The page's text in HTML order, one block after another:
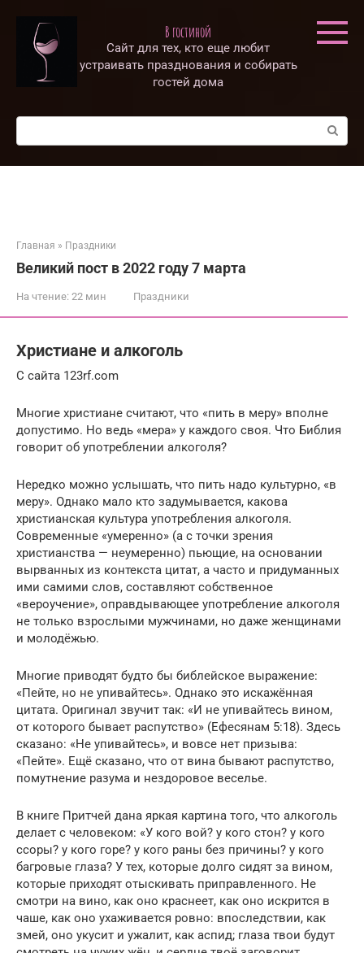
контенту
В гостиной
Сайт для тех, кто еще любит
устраивать празднования и собирать
гостей дома
Поиск:
Главная » Праздники
Великий пост в 2022 году 7 марта
На чтение: 22 мин Праздники
Христиане и алкоголь
С сайта 123rf.com
Многие христиане считают, что «пить в меру» вполне
допустимо. Но ведь «мера» у каждого своя. Что Библия
говорит об употреблении алкоголя?
Нередко можно услышать, что пить надо культурно, «в
меру». Однако мало кто задумывается, какова
христианская культура употребления алкоголя.
Современные «умеренно» (а с точки зрения
христианства — неумеренно) пьющие, на основании
вырванных из контекста цитат, а часто и придуманных
ими самими слов, составляют собственное
«вероучение», оправдывающее употребление алкоголя
не только взрослыми мужчинами, но даже женщинами
и молодёжью.
Многие приводят будто бы библейское выражение:
«Пейте, но не упивайтесь». Однако это искажённая
цитата. Оригинал звучит так: «И не упивайтесь вином,
от которого бывает распутство» (Ефесянам 5:18). Здесь
сказано: «Не упивайтесь», и вовсе нет призыва:
«Пейте». Ещё сказано, что от вина бывают распутство,
помутнение разума и нездоровое веселье.
В книге Притчей дана яркая картина того, что алкоголь
делает с человеком: «У кого вой? у кого стон? у кого
ссоры? у кого горе? у кого раны без причины? у кого
багровые глаза? У тех, которые долго сидят за вином,
которые приходят отыскивать приправленного. Не
смотри на вино, как оно краснеет, как оно искрится в
чаше, как оно ухаживается ровно: впоследствии, как
змей, оно укусит и ужалит, как аспид; глаза твои будут